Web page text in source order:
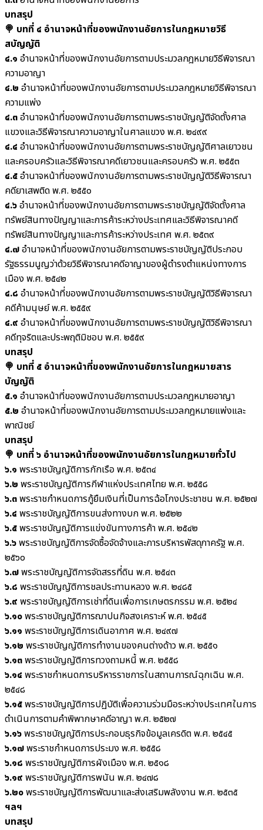
บทสรุป
🍭 บทที่ ๔ อำนาจหน้าที่ของพนักงานอัยการในกฎหมายวิธี
สบัญญัติ
๔.๑ อำนาจหน้าที่ของพนักงานอัยการตามประมวลกฎหมายวิธีพิจารณา
ความอาญา
๔.๒ อำนาจหน้าที่ของพนักงานอัยการตามประมวลกฎหมายวิธีพิจารณา
ความแพ่ง
๔.๓อำนาจหน้าที่ของพนักงานอัยการตามพระราชบัญญัติจัดตั้งศาล
แขวงและวิธีพิจารณาความอาญาในศาลแขวง พ.ศ. ๒๔๙๙
๔.๔ อำนาจหน้าที่ของพนักงานอัยการตามพระราชบัญญัติศาลเยาวชน
และครอบครัวและวิธีพิจารณาคดีเยาวชนและครอบครัว พ.ศ. ๒๕๕๓
๔.๕อำนาจหน้าที่ของพนักงานอัยการตามพระราชบัญญัติวิธีพิจารณา
คดียาเสพติด พ.ศ. ๒๕๕๐
๔.๖อำนาจหน้าที่ของพนักงานอัยการตามพระราชบัญญัติจัดตั้งศาล
ทรัพย์สินทางปัญญาและการค้าระหว่างประเทศและวิธีพิจารณาคดี
ทรัพย์สินทางปัญญาและการค้าระหว่างประเทศ พ.ศ. ๒๕๓๙
๔.๗อำนาจหน้าที่ของพนักงานอัยการตามพระราชบัญญัติประกอบ
รัฐธรรมนูญว่าด้วยวิธีพิจารณาคดีอาญาของผู้ดำรงตำแหน่งทางการ
เมือง พ.ศ. ๒๕๔๒
๔.๘ อำนาจหน้าที่ของพนักงานอัยการตามพระราชบัญญัติวิธีพิจารณา
คดีค้ามนุษย์ พ.ศ. ๒๕๕๙
๔.๙ อำนาจหน้าที่ของพนักงานอัยการตามพระราชบัญญัติวิธีพิจารณา
คดีทุจริตและประพฤติมิชอบ พ.ศ. ๒๕๕๙
บทสรุป
🍭 บทที่ ๕ อำนาจหน้าที่ของพนักงานอัยการในกฎหมายสาร
บัญญัติ
๕.๑ อำนาจหน้าที่ของพนักงานอัยการตามประมวลกฎหมายอาญา
๕.๒ อำนาจหน้าที่ของพนักงานอัยการตามประมวลกฎหมายแพ่งและ
พาณิชย์
บทสรุป
🍭 บทที่ ๖ อำนาจหน้าที่ของพนักงานอัยการในกฎหมายทั่วไป
๖.๑ พระราชบัญญัติการกักเรือ พ.ศ. ๒๕๓๔
๖.๒ พระราชบัญญัติการกีฬาแห่งประเทศไทย พ.ศ. ๒๕๕๘
๖.๓พระราชกำหนดการกู้ยืมเงินที่เป็นการฉ้อโกงประชาชน พ.ศ. ๒๕๒๗
๖.๔ พระราชบัญญัติการขนส่งทางบก พ.ศ. ๒๕๒๒
๖.๕พระราชบัญญัติการแข่งขันทางการค้า พ.ศ. ๒๕๔๒
๖.๖พระราชบัญญัติการจัดซื้อจัดจ้างและการบริหารพัสดุภาครัฐ พ.ศ.
๒๕๖๐
๖.๗พระราชบัญญัติการจัดสรรที่ดิน พ.ศ. ๒๕๔๓
๖.๘ พระราชบัญญัติการชลประทานหลวง พ.ศ. ๒๔๘๕
๖.๙ พระราชบัญญัติการเช่าที่ดินเพื่อการเกษตรกรรม พ.ศ. ๒๕๒๔
๖.๑๐พระราชบัญญัติการฌาปนกิจสงเคราะห์ พ.ศ. ๒๕๔๕
๖.๑๑ พระราชบัญญัติการเดินอากาศ พ.ศ. ๒๔๙๗
๖.๑๒ พระราชบัญญัติการทำงานของคนต่างด้าว พ.ศ. ๒๕๕๑
๖.๑๓พระราชบัญญัติการทวงถามหนี้ พ.ศ. ๒๕๕๘
๖.๑๔ พระราชกำหนดการบริหารราชการในสถานการณ์ฉุกเฉิน พ.ศ.
๒๕๔๘
๖.๑๕พระราชบัญญัติการปฏิบัติเพื่อความร่วมมือระหว่างประเทศในการ
ดำเนินการตามคำพิพากษาคดีอาญา พ.ศ. ๒๕๒๗
๖.๑๖พระราชบัญญัติการประกอบธุรกิจข้อมูลเครดิต พ.ศ. ๒๕๔๕
๖.๑๗พระราชกำหนดการประมง พ.ศ. ๒๕๕๘
๖.๑๘ พระราชบัญญัติการผังเมือง พ.ศ. ๒๕๑๘
๖.๑๙ พระราชบัญญัติการพนัน พ.ศ. ๒๔๗๘
๖.๒๐พระราชบัญญัติการพัฒนาและส่งเสริมพลังงาน พ.ศ. ๒๕๓๕
ฯลฯ
บทสรุป